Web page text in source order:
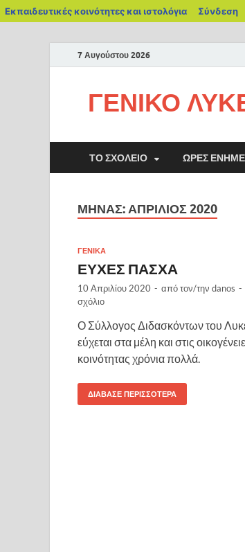
Εκπαιδευτικές κοινότητες και ιστολόγια Σύνδεση
7 Αυγούστου 2026
ΓΕΝΙΚΟ
ΤΟ ΣΧΟΛΕΊΟ ΏΡΕΣ
ΜΉΝΑΣ: ΑΠΡΊΛΙΟΣ 2020
ΓΕΝΙΚΑ
ΕΥΧΕΣ ΠΑΣΧΑ
10 Απριλίου 2020 - από τον/την danos -
σχόλιο
Ο Σύλλογος Διδασκόντων του
εύχεται στα μέλη και στις
κοινότητας χρόνια πολλά.
ΔΙΆΒΑΣΕ ΠΕΡΙΣΣΌΤΕΡΑ